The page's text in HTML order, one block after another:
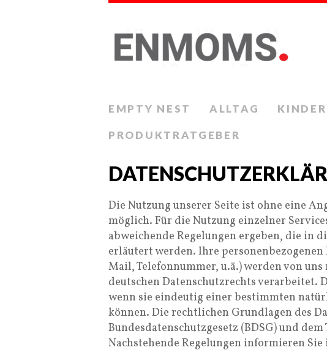
EMPTY NEST ALLTAG KINDER
PRODUKTRATGEBER
Die Nutzung unserer Seite ist ohne eine
möglich. Für die Nutzung einzelner
abweichende Regelungen ergeben, die in
erläutert werden. Ihre
Mail, Telefonnummer, u.ä.) werden von
deutschen Datenschutzrechts verarbeitet.
wenn sie eindeutig einer bestimmten
können. Die rechtlichen Grundlagen des
Bundesdatenschutzgesetz (BDSG) und
Nachstehende Regelungen informieren